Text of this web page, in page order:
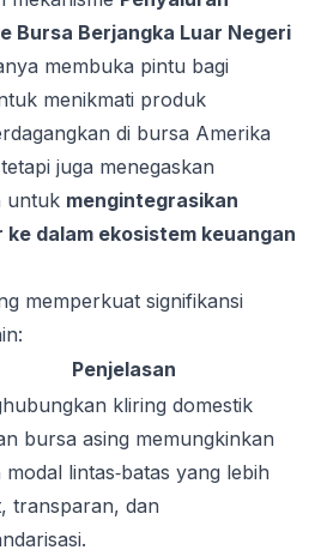
Bursa Berjangka Luar Negeri
membuka pintu bagi
menikmati produk
di bursa Amerika
juga menegaskan
untuk mengintegrasikan
dalam ekosistem keuangan
memperkuat signifikansi
Penjelasan
kliring domestik
bursa asing memungkinkan
modal lintas‑batas yang lebih
transparan, dan